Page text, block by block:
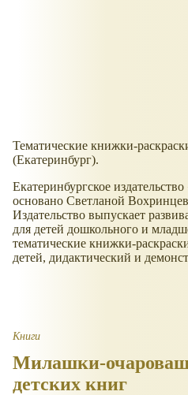
Тематические книжки-
(Екатеринбург).
Екатеринбургское издательство
основано Светланой
Издательство выпускает
для детей дошкольного и
тематические книжки-
детей, дидактический и
Книги
Милашки-
детских книг